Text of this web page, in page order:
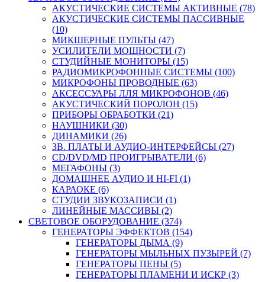
АКУСТИЧЕСКИЕ СИСТЕМЫ АКТИВНЫЕ (78)
АКУСТИЧЕСКИЕ СИСТЕМЫ ПАССИВНЫЕ
(10)
МИКШЕРНЫЕ ПУЛЬТЫ (47)
УСИЛИТЕЛИ МОЩНОСТИ (7)
СТУДИЙНЫЕ МОНИТОРЫ (15)
РАДИОМИКРОФОННЫЕ СИСТЕМЫ (100)
МИКРОФОНЫ ПРОВОДНЫЕ (63)
АКСЕССУАРЫ ЛЛЯ МИКРОФОНОВ (46)
АКУСТИЧЕСКИЙ ПОРОЛОН (15)
ПРИБОРЫ ОБРАБОТКИ (21)
НАУШНИКИ (30)
ДИНАМИКИ (26)
ЗВ. ПЛАТЫ И АУДИО-ИНТЕРФЕЙСЫ (27)
CD/DVD/MD ПРОИГРЫВАТЕЛИ (6)
МЕГАФОНЫ (3)
ДОМАШНЕЕ АУДИО И HI-FI (1)
КАРАОКЕ (6)
СТУДИИ ЗВУКОЗАПИСИ (1)
ЛИНЕЙНЫЕ МАССИВЫ (2)
СВЕТОВОЕ ОБОРУДОВАНИЕ (374)
ГЕНЕРАТОРЫ ЭФФЕКТОВ (154)
ГЕНЕРАТОРЫ ДЫМА (9)
ГЕНЕРАТОРЫ МЫЛЬНЫХ ПУЗЫРЕЙ (7)
ГЕНЕРАТОРЫ ПЕНЫ (5)
ГЕНЕРАТОРЫ ПЛАМЕНИ И ИСКР (3)